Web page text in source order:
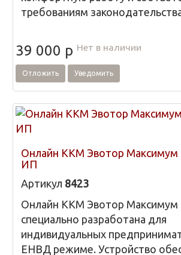
требованиям
39 000 p Нет в наличии
Отложить Уведомить
Онлайн ККМ Эвотор
ИП
Артикул 8423
Онлайн ККМ Эвотор
специально разработана для
индивидуальных
ЕНВД режиме. Устройство